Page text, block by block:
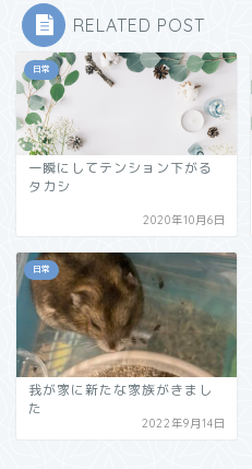
RELATED POST
日常
一瞬にしてテンション下がる
タカシ
2020年10月6日
日常
我が家に新たな家族がきまし
た
2022年9月14日